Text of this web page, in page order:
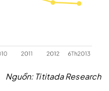
Nguồn: Tititada Research